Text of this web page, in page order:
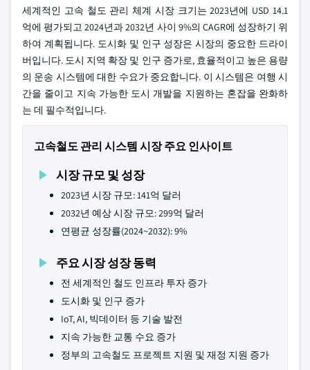
세계적인 고속 철도 관리 체계 시장 크기는 2023년에 USD 14.1
억에 평가되고 2024년과 2032년 사이 9%의 CAGR에 성장하기 위
하여 계획됩니다. 도시화 및 인구 성장은 시장의 중요한 드라이
버입니다. 도시 지역 확장 및 인구 증가로, 효율적이고 높은 용량
의 운송 시스템에 대한 수요가 중요합니다. 이 시스템은 여행 시
간을 줄이고 지속 가능한 도시 개발을 지원하는 혼잡을 완화하
는 데 필수적입니다.
고속철도 관리 시스템 시장 주요 인사이트
시장 규모 및 성장
2023년 시장 규모: 141억 달러
2032년 예상 시장 규모: 299억 달러
연평균 성장률(2024~2032): 9%
주요 시장 성장 동력
전 세계적인 철도 인프라 투자 증가
도시화 및 인구 증가
IoT, AI, 빅데이터 등 기술 발전
지속 가능한 교통 수요 증가
정부의 고속철도 프로젝트 지원 및 재정 지원 증가